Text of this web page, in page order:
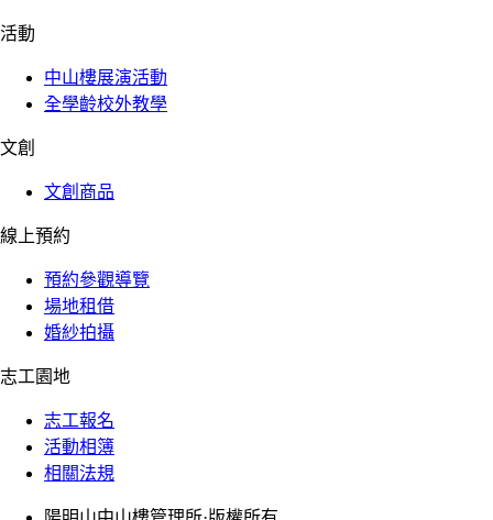
活動
中山樓展演活動
全學齡校外教學
文創
文創商品
線上預約
預約參觀導覽
場地租借
婚紗拍攝
志工園地
志工報名
活動相簿
相關法規